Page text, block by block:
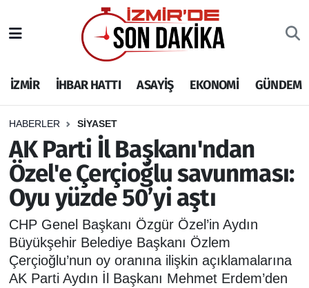
İZMİR İHBAR HATTI ASAYİŞ EKONOMİ GÜNDEM
HABERLER SİYASET
AK Parti İl Başkanı'ndan
Özel'e Çerçioğlu savunması:
Oyu yüzde 50’yi aştı
CHP Genel Başkanı Özgür Özel’in Aydın
Büyükşehir Belediye Başkanı Özlem
Çerçioğlu’nun oy oranına ilişkin açıklamalarına
AK Parti Aydın İl Başkanı Mehmet Erdem’den
İHBAR HATTI
DEPREM
GENEL
EKONOMİ
SİYASET
SPOR
İzmir Nöbetçi Eczaneler
İzmir Hava Durumu
İzmir Namaz Vakitleri
İzmir Trafik Yoğunluk Haritası
Puan Durumu ve Fikstür
Tüm Manşetler
Son Dakika Haberleri